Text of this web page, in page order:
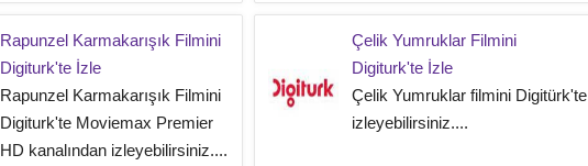
Rapunzel Karmakarışık Filmini
Digiturk'te İzle
Rapunzel Karmakarışık Filmini
Digiturk'te Moviemax Premier
HD kanalından izleyebilirsiniz....
Çelik Yumruklar Filmini
Digiturk'te İzle
Çelik Yumruklar filmini Digitürk'te
izleyebilirsiniz....